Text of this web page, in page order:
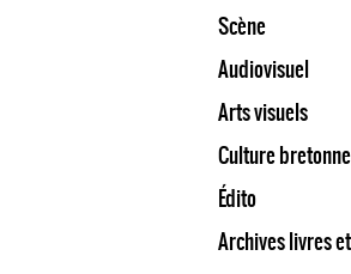
Scène
Audiovisuel
Arts visuels
Culture bretonne
Édito
Archives livres